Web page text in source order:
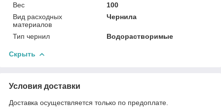
Вес
100
Вид расходных
материалов
Чернила
Тип чернил Водорастворимые
Скрыть
Условия доставки
Доставка осуществляется только по предоплате.